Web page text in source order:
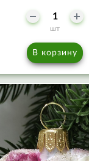
шт
В корзину